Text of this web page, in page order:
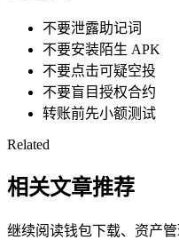
不要泄露助记词
不要安装陌生 APK
不要点击可疑空投
不要盲目授权合约
转账前先小额测试
Related
相关文章推荐
继续阅读钱包下载、资产